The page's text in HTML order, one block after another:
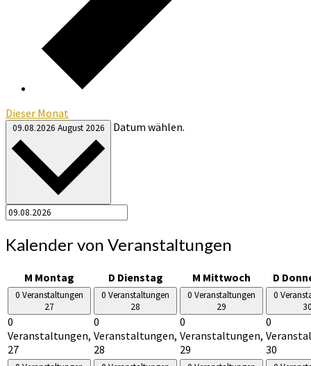
Dieser Monat
09.08.2026 August 2026 Datum wählen.
Kalender von Veranstaltungen
M Montag D Dienstag M Mittwoch D
0 Veranstaltungen
27
0
Veranstaltungen,
27
0 Veranstaltungen
28
0
Veranstaltungen,
28
0 Veranstaltungen
29
0
Veranstaltungen,
29
0
0
30